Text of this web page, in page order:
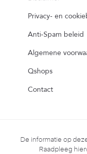
Privacy- en
Anti-Spam beleid
Algemene
Qshops
Contact
De informatie op
Raadpleeg